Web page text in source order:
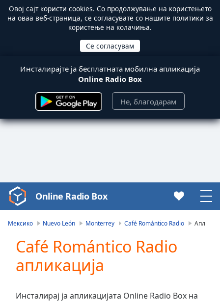
Овој сајт користи cookies. Со продолжување на користењето
на оваа веб-страница, се согласувате со нашите политики за
користење на колачиња.
Инсталирајте ја бесплатната мобилна апликација
Online Radio Box
Не, благодарам
Video
Player
Play
Video
Skip
Forward
Online Radio Box
Мексико Nuevo León Monterrey Café Romántico Radio Апл
Café Romántico Radio
апликација
Инсталирај ја апликацијата Online Radio Box на